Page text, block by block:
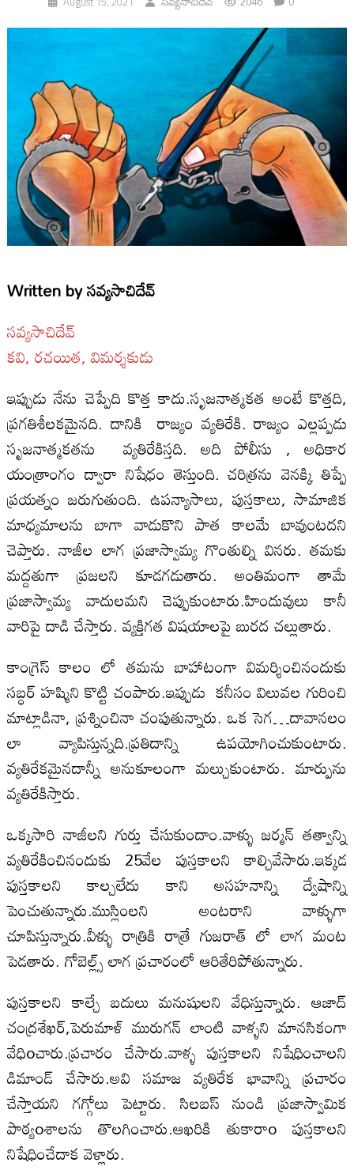
Written byసవ్యసాచిదేవ్
సవ్యసాచిదేవ్
కవి, రచయిత, విమర్శకుడు
ఇప్పుడు నేను చెప్పేది కొత్త కాదు.సృజనాత్మకత‌ అంటే కొత్తది,
ప్రగతిశీలకమైనది. దానికి రాజ్యం వ్య‌తిరేకి. రాజ్యం ఎల్ల‌ప్ప‌డు
సృజ‌నాత్మ‌క‌త‌ను వ్యతిరేకిస్తది. అది పోలీసు , అధికార
యంత్రాంగం ద్వారా నిషేధం తెస్తుంది. చరిత్రను వెనక్కి తిప్పే
ప్రయత్నం జరుగుతుంది. ఉపన్యాసాలు, పుస్తకాలు, సామాజిక
మాధ్య‌మాలను బాగా వాడుకొని పాత కాలమే బావుంటదని
చెప్తారు. నాజీల లాగ ప్రజాస్వామ్య గొంతుల్ని వినరు. తమకు
మద్దతుగా ప్రజలని కూడగడుతారు. అంతిమంగా తామే
ప్రజాస్వామ్య వాదులమని చెప్పుకుంటారు.హిందువులు కానీ
వారిపై దాడి చేస్తారు. వ్యక్తిగత విషయాలపై బురద చల్లుతారు.
కాంగ్రెస్ కాలం లో తమను బాహాటంగా విమర్శించినందుకు
సబ్ధర్ హష్మిని కొట్టి చంపారు.ఇప్పుడు కనీసం విలువల గురించి
మాట్లాడినా, ప్రశ్నించినా చంపుతున్నారు. ఒక సెగ…దావానలం
లా వ్యాపిస్తున్న‌ది.ప్రతిదాన్ని ఉపయోగించుకుంటారు.
వ్యతిరేకమైనదాన్నీ అనుకూలంగా మల్చుకుంటారు. మార్పును
వ్యతిరేకిస్తారు.
ఒక్కసారి నాజీలని గుర్తు చేసుకుందాం.వాళ్ళు జర్మన్ తత్వాన్ని
వ్యతిరేకించినందుకు 25వేల పుస్తకాలని కాల్చివేసారు.ఇక్కడ
పుస్తకాలని కాల్చలేదు కాని అసహనాన్ని ద్వేషాన్ని
పెంచుతున్నారు.ముస్లింలని అంటరాని వాళ్ళుగా
చూపిస్తున్నారు.వీళ్ళు రాత్రికి రాత్రే గుజరాత్ లో లాగ మంట
పెడతారు. గోబెల్ల్స్ లాగ ప్రచారంలో ఆరితేరిపోతున్నారు.
పుస్తకాలని కాల్చే బదులు మనుషులని వేధిస్తున్నారు. ఆజాద్
చంద్రశేఖర్,పెరుమాళ్ మురుగన్ లాంటి వాళ్ళని మానసికంగా
వేధిoచారు.ప్రచారం చేసారు.వాళ్ళ పుస్తకాలని నిషేధించాలని
డిమాండ్ చేసారు.అవి సమాజ వ్యతిరేక భావాన్ని ప్రచారం
చేస్తాయని గగ్గోలు పెట్టారు. సిలబస్ నుండి ప్రజాస్వామిక
పాఠ్యoశాలను తొలగించారు.ఆఖరికి తుకారాo పుస్తకాలని
నిషేధించేదాక వెళ్లారు.